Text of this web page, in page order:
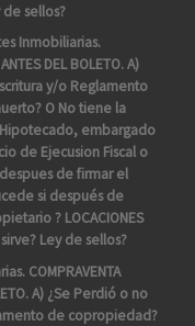
sellos?
Inmobiliarias.
DEL BOLETO. A)
y/o Reglamento
O No tiene la
embargado
de Ejecusion Fiscal o
de firmar el
si después de
? LOCACIONES
Ley de sellos?
COMPRAVENTA
A) ¿Se Perdió o no
de copropiedad?